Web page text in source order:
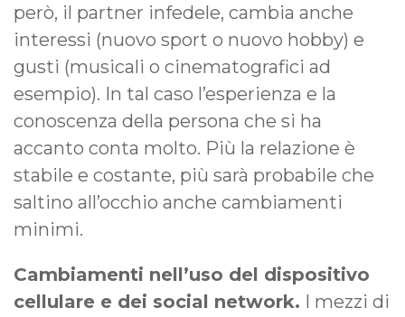
però, il partner infedele, cambia anche
interessi (nuovo sport o nuovo hobby) e
gusti (musicali o cinematografici ad
esempio). In tal caso l’esperienza e la
conoscenza della persona che si ha
accanto conta molto. Più la relazione è
stabile e costante, più sarà probabile che
saltino all’occhio anche cambiamenti
minimi.
Cambiamenti nell’uso del dispositivo
cellulare e dei social network. I mezzi di